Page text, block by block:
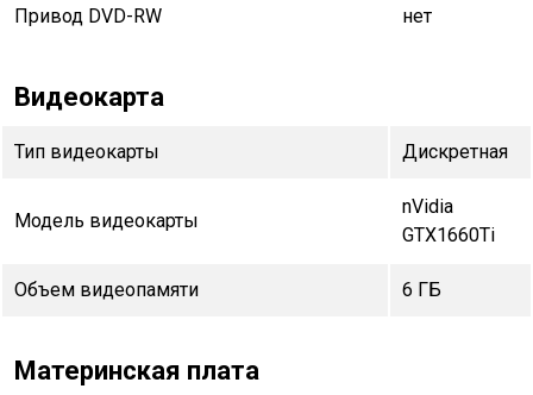
Привод DVD-RW нет
Видеокарта
Тип видеокарты Дискретная
Модель видеокарты
nVidia
GTX1660Ti
Объем видеопамяти 6 ГБ
Материнская плата